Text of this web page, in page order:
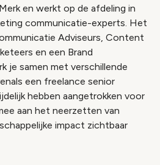
en werkt op de afdeling in
communicatie-experts. Het
Adviseurs, Content
en een Brand
je samen met verschillende
een freelance senior
hebben aangetrokken voor
aan het neerzetten van
impact zichtbaar